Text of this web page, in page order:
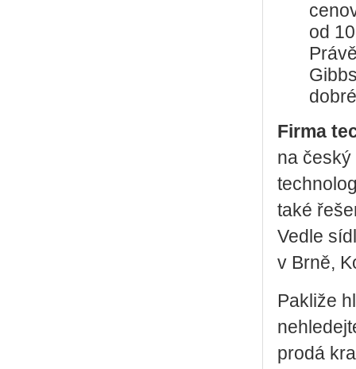
od
Firma
na český
také
Vedle
v Brně,
Pakliže
prodá